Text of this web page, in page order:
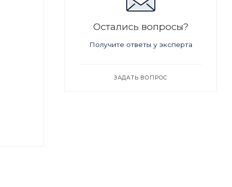
Остались вопросы?
Получите ответы у эксперта
ЗАДАТЬ ВОПРОС